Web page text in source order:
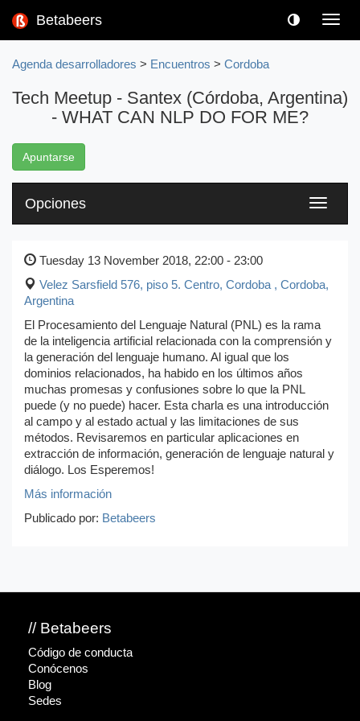
Betabeers
Agenda desarrolladores > Encuentros > Cordoba
Tech Meetup - Santex (Córdoba, Argentina)
- WHAT CAN NLP DO FOR ME?
Apuntarse
Toggle
Opciones
Tuesday 13 November 2018, 22:00 - 23:00
Velez Sarsfield 576, piso 5. Centro, Cordoba , Cordoba,
Argentina
El Procesamiento del Lenguaje Natural (PNL) es la rama
de la inteligencia artificial relacionada con la comprensión y
la generación del lenguaje humano. Al igual que los
dominios relacionados, ha habido en los últimos años
muchas promesas y confusiones sobre lo que la PNL
puede (y no puede) hacer. Esta charla es una introducción
al campo y al estado actual y las limitaciones de sus
métodos. Revisaremos en particular aplicaciones en
extracción de información, generación de lenguaje natural y
diálogo. Los Esperemos!
Más información
Publicado por: Betabeers
// Betabeers
Código de conducta
Conócenos
Blog
Sedes